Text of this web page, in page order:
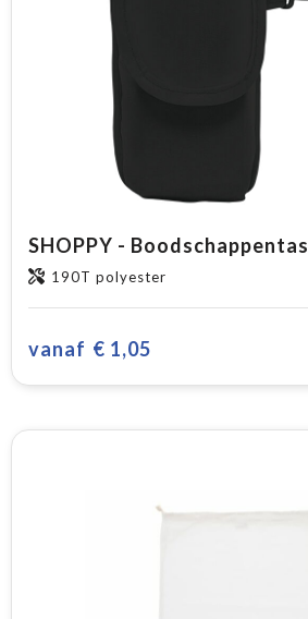
SHOPPY - Boodschappentas
190T polyester
vanaf € 1,05